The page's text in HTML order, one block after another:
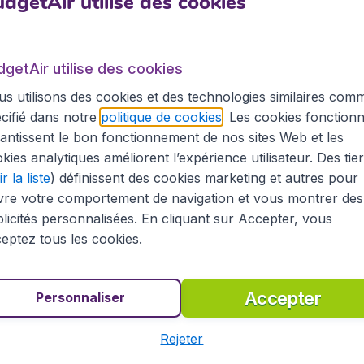
qui vous sont proposés sur BudgetAir.fr, voyagez à
vous pouvez économiser? Recherchez votre
aériennes.
pour Turkménistan
temps réel, de compagnies aériennes régulières
aériennes low-cost telles que EasyJet, Ryanair ou
du Turkménistan.
à cet effet et vous obtiendrez un aperçu de tous nos
les plus compétitifs du marché.
!
utilise des cookies
utilisons des cookies et des technologies similaires
dans notre politique de cookies . Les cookies
le bon fonctionnement de nos sites Web et les
analytiques améliorent l’expérience utilisateur. Des
la liste) définissent des cookies marketing et autres pour
votre comportement de navigation et vous montrer des
personnalisées. En cliquant sur Accepter, vous
tous les cookies.
Accepter
Personnaliser
Rejeter